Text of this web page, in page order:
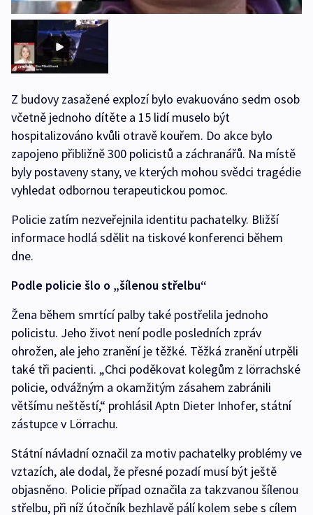
Z budovy zasažené explozí bylo evakuováno sedm osob
včetně jednoho dítěte a 15 lidí muselo být
hospitalizováno kvůli otravě kouřem. Do akce bylo
zapojeno přibližně 300 policistů a záchranářů. Na místě
byly postaveny stany, ve kterých mohou svědci tragédie
vyhledat odbornou terapeutickou pomoc.
Policie zatím nezveřejnila identitu pachatelky. Bližší
informace hodlá sdělit na tiskové konferenci během
dne.
Podle policie šlo o „šílenou střelbu“
Žena během smrtící palby také postřelila jednoho
policistu. Jeho život není podle posledních zpráv
ohrožen, ale jeho zranění je těžké. Těžká zranění utrpěli
také tři pacienti. „Chci poděkovat kolegům z lörrachské
policie, odvážným a okamžitým zásahem zabránili
většímu neštěstí,“ prohlásil Aptn Dieter Inhofer, státní
zástupce v Lörrachu.
Státní návladní označil za motiv pachatelky problémy ve
vztazích, ale dodal, že přesné pozadí musí být ještě
objasněno. Policie případ označila za takzvanou šílenou
střelbu, při níž útočník bezhlavě pálí kolem sebe s cílem